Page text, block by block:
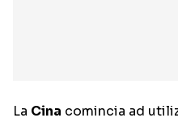
La Cina comincia ad